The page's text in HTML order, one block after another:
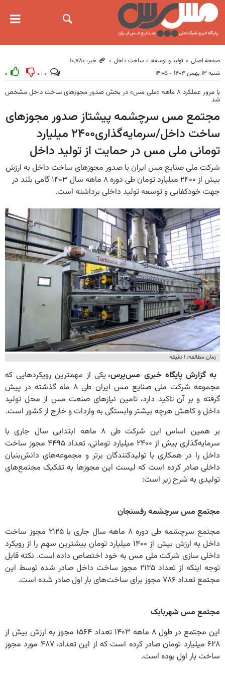
صفحه اصلی تولید و توسعه ساخت داخل
خبر: ۱۰٬۷۸۰
شنبه ۱۳ بهمن ۱۴۰۳ - ۱۴:۰۵
۰ ۰
با مرور عملکرد ۸ ماهه «ملی مس» در بخش صدور مجوزهای ساخت داخل مشخص
شد
مجتمع مس سرچشمه پیشتاز صدور مجوزهای
ساخت داخل/سرمایه‌گذاری۲۴۰۰ میلیارد
تومانی ملی مس در حمایت از تولید داخل
زمان مطالعه: ۱ دقیقه
شرکت ملی صنایع مس ایران با صدور مجوزهای ساخت داخل به ارزش
بیش از ۲۴۰۰ میلیارد تومان طی دوره ۸ ماهه سال ۱۴۰۳ گامی بلند در
جهت خودکفایی و توسعه تولید داخلی برداشته است.
به گزارش پایگاه خبری مس‌پرس، یکی از مهمترین رویکردهایی که
مجموعه شرکت ملی صنایع مس ایران طی ۸ ماه گذشته در پیش
گرفته و بر آن تاکید دارد، تامین نیازهای صنعت مس از محل تولید
داخل و کاهش هرچه بیشتر وابستگی به واردات و خارج از کشور است.
بر همین اساس این شرکت طی ۸ ماهه ابتدایی سال جاری با
سرمایه‌گذاری بیش از ۲۴۰۰ میلیارد تومانی، تعداد ۴۴۹۵ مجوز ساخت
داخل را در همکاری با تولیدکنندگان برتر و مجموعه‌های دانش‌بنیان
داخلی صادر کرده است که لیست این مجوزها به تفکیک مجتمع‌های
تولیدی به شرح زیر است:
مجتمع مس سرچشمه رفسنجان
مجتمع سرچشمه طی دوره ۸ ماهه سال جاری با ۲۱۲۵ مجوز ساخت
داخل به ارزش بیش از ۱۴۰۰ میلیارد تومان بیشترین سهم را از رویکرد
داخلی سازی شرکت ملی مس به خود اختصاص داده است. نکته قابل
توجه اینکه از تعداد ۲۱۲۵ مجوز ساخت داخل صادر شده توسط این
مجتمع تعداد ۷۸۶ مجوز برای ساخت‌های بار اول صادر شده است.
مجتمع مس شهربابک
این مجتمع در طول ۸ ماهه ۱۴۰۳ تعداد ۱۵۶۴ مجوز به ارزش بیش از
۶۲۸ میلیارد تومان صادر کرده است که از این تعداد، ۴۸۷ مورد مجوز
ساخت بار اول بوده است.